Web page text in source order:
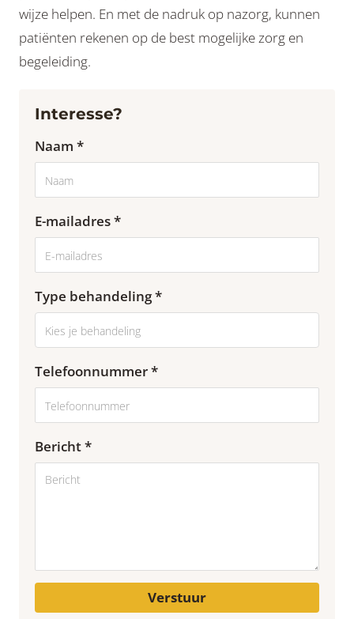
wijze helpen. En met de nadruk op nazorg, kunnen
patiënten rekenen op de best mogelijke zorg en
begeleiding.
Interesse?
Naam *
E-mailadres *
Type behandeling *
Telefoonnummer *
Bericht *
Verstuur